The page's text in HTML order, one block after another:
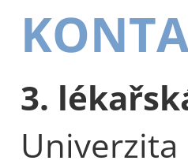
3.
Univerzita